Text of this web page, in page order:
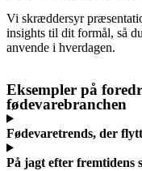
Vi skræddersyr
insights til dit formål, så
anvende i hverdagen.
Eksempler på
fødevarebranchen
Fødevaretrends, der
På jagt efter fremtidens